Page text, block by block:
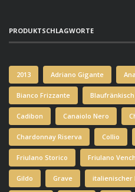
PRODUKTSCHLAGWORTE
2013 Adriano Gigante
Bianco Frizzante Blaufränkisch
Cadibon Canaiolo Nero
Chardonnay Riserva Collio
Friulano Storico Friulano
Gildo Grave italienischer